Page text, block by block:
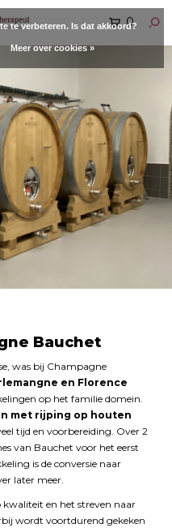
0
Bauchet
was bij Champagne
en Florence
op het familie domein.
met rijping op houten
tijd en voorbereiding. Over 2
van Bauchet voor het eerst
is de conversie naar
later meer.
kwaliteit en het streven naar
wordt voortdurend gekeken
te verbeteren. Is dat akkoord?
Meer over cookies »